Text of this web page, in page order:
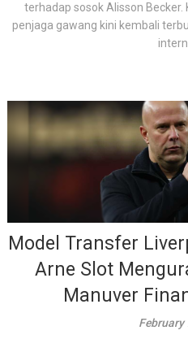
terhadap sosok Alisson
penjaga gawang kini kembali
Model Transfer
Arne Slot
Manuver
February